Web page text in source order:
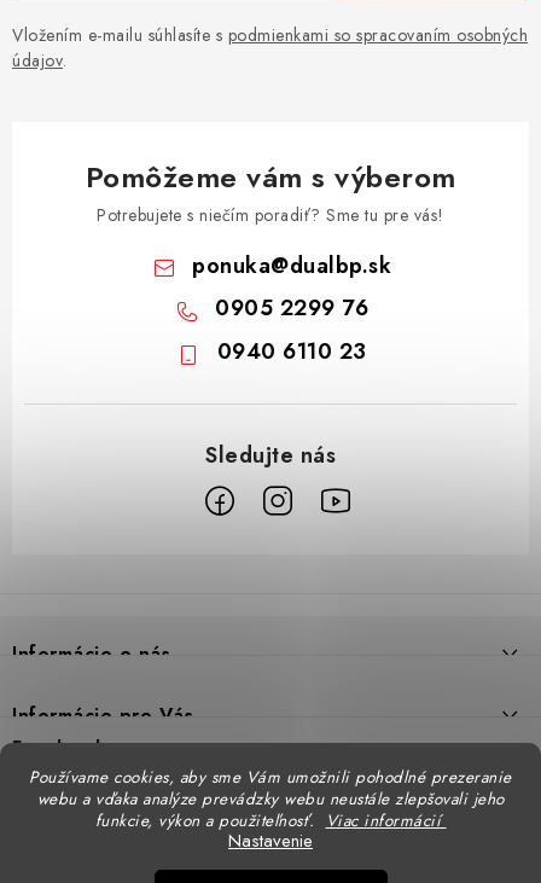
Používame cookies, aby sme Vám umožnili pohodlné prezeranie
webu a vďaka analýze prevádzky webu neustále zlepšovali jeho
funkcie, výkon a použiteľnosť.
Viac informácií
Nastavenie
Vložením e-mailu súhlasíte s podmienkami so spracovaním osobných
údajov.
Pomôžeme vám s výberom
Potrebujete s niečím poradiť? Sme tu pre vás!
ponuka@dualbp.sk
0905 2299 76
0940 6110 23
p
i
Informácie o nás
Prečo DUAL BP
Predajne
Doprava
Informácie pre Vás
Formulár na výmenu tovaru
Facebook
Katalógy
STENSO - kompletné OOPP